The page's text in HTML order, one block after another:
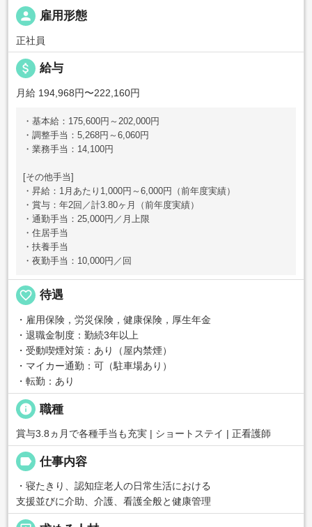
person 雇用形態
正社員
attach_money 給与
月給 194,968円〜222,160円
・基本給：175,600円～202,000円
・調整手当：5,268円～6,060円
・業務手当：14,100円
[その他手当]
・昇給：1月あたり1,000円～6,000円（前年度実績）
・賞与：年2回／計3.80ヶ月（前年度実績）
・通勤手当：25,000円／月上限
・住居手当
・扶養手当
・夜勤手当：10,000円／回
favorite_border 待遇
・雇用保険，労災保険，健康保険，厚生年金
・退職金制度：勤続3年以上
・受動喫煙対策：あり（屋内禁煙）
・マイカー通勤：可（駐車場あり）
・転勤：あり
info 職種
賞与3.8ヵ月で各種手当も充実 | ショートステイ | 正看護師
label 仕事内容
・寝たきり、認知症老人の日常生活における
支援並びに介助、介護、看護全般と健康管理